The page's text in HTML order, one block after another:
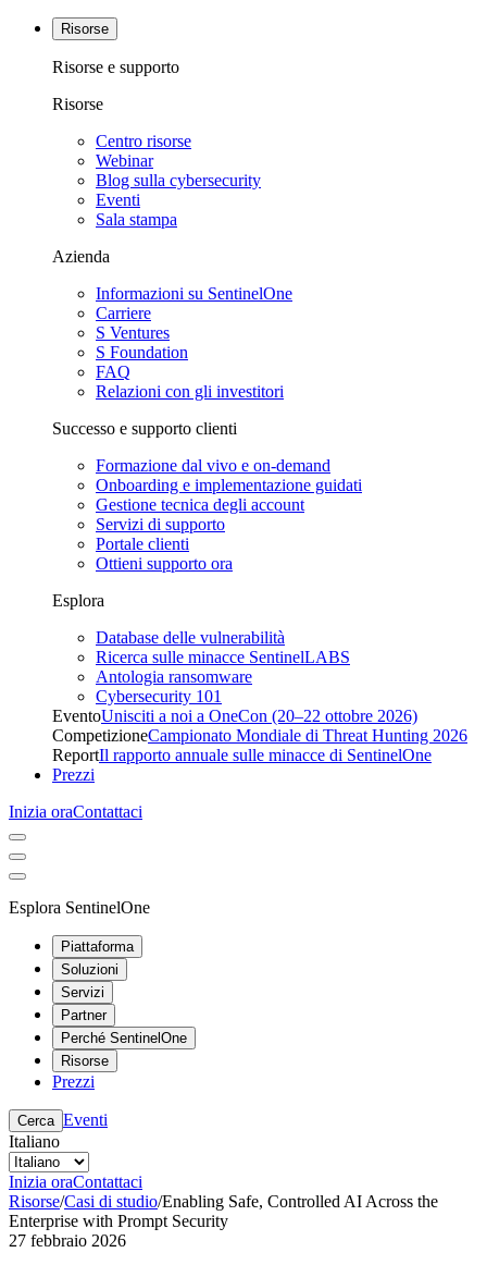
Risorse
Risorse e supporto
Risorse
Centro risorse
Webinar
Blog sulla cybersecurity
Eventi
Sala stampa
Azienda
Informazioni su SentinelOne
Carriere
S Ventures
S Foundation
FAQ
Relazioni con gli investitori
Successo e supporto clienti
Formazione dal vivo e on-demand
Onboarding e implementazione guidati
Gestione tecnica degli account
Servizi di supporto
Portale clienti
Ottieni supporto ora
Esplora
Database delle vulnerabilità
Ricerca sulle minacce SentinelLABS
Antologia ransomware
Cybersecurity 101
EventoUnisciti a noi a OneCon (20–22 ottobre 2026)
CompetizioneCampionato Mondiale di Threat Hunting 2026
ReportIl rapporto annuale sulle minacce di SentinelOne
Prezzi
Inizia oraContattaci
Esplora SentinelOne
Piattaforma
Soluzioni
Servizi
Partner
Perché SentinelOne
Risorse
Prezzi
Cerca Eventi
Italiano
Inizia oraContattaci
Risorse/Casi di studio/Enabling Safe, Controlled AI Across the
Enterprise with Prompt Security
27 febbraio 2026